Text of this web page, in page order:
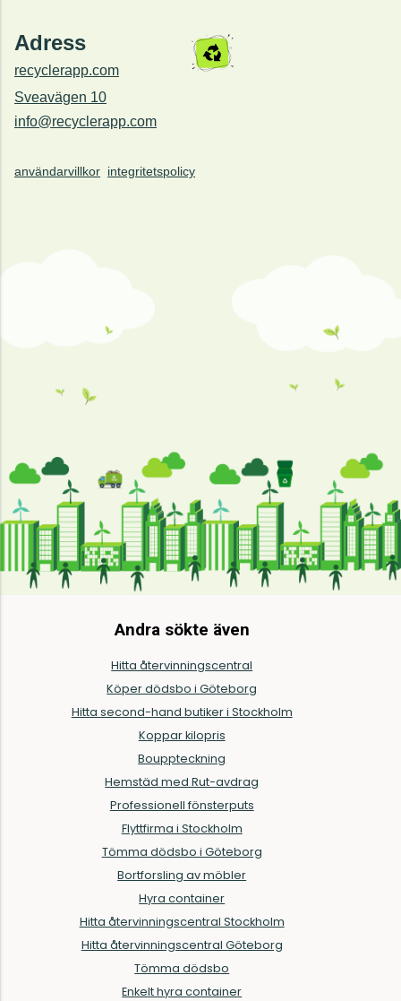
Adress
recyclerapp.com
Sveavägen 10
info@recyclerapp.com
användarvillkor integritetspolicy
Andra sökte även
Hitta återvinningscentral
Köper dödsbo i Göteborg
Hitta second-hand butiker i Stockholm
Koppar kilopris
Bouppteckning
Hemstäd med Rut-avdrag
Professionell fönsterputs
Flyttfirma i Stockholm
Tömma dödsbo i Göteborg
Bortforsling av möbler
Hyra container
Hitta återvinningscentral Stockholm
Hitta återvinningscentral Göteborg
Tömma dödsbo
Enkelt hyra container